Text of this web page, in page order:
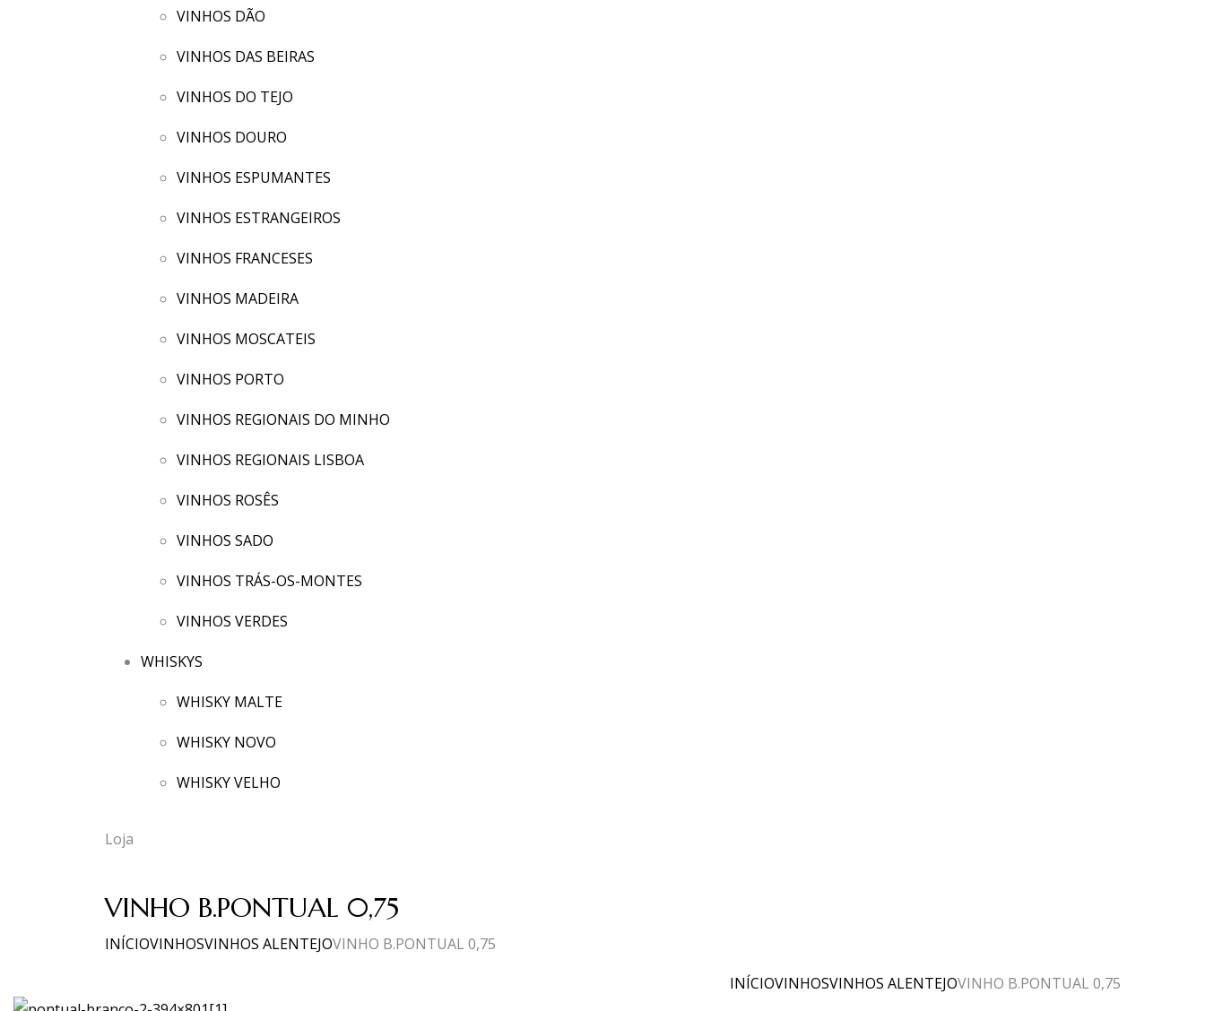
VINHOS DÃO
VINHOS DAS BEIRAS
VINHOS DO TEJO
VINHOS DOURO
VINHOS ESPUMANTES
VINHOS ESTRANGEIROS
VINHOS FRANCESES
VINHOS MADEIRA
VINHOS MOSCATEIS
VINHOS PORTO
VINHOS REGIONAIS DO MINHO
VINHOS REGIONAIS LISBOA
VINHOS ROSÊS
VINHOS SADO
VINHOS TRÁS-OS-MONTES
VINHOS VERDES
WHISKYS
WHISKY MALTE
WHISKY NOVO
WHISKY VELHO
Loja
VINHO B.PONTUAL 0,75
INÍCIOVINHOSVINHOS ALENTEJOVINHO B.PONTUAL 0,75
INÍCIOVINHOSVINHOS ALENTEJOVINHO B.PONTUAL 0,75